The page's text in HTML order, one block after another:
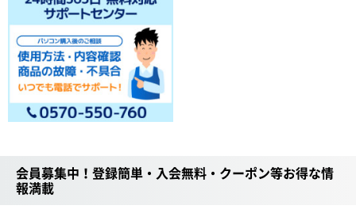
会員募集中！登録簡単・入会無料・クーポン等お得な情
報満載